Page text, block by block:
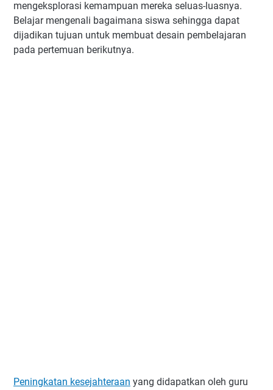
mengeksplorasi kemampuan mereka seluas-luasnya.
Belajar mengenali bagaimana siswa sehingga dapat
dijadikan tujuan untuk membuat desain pembelajaran
pada pertemuan berikutnya.
Peningkatan kesejahteraan yang didapatkan oleh guru